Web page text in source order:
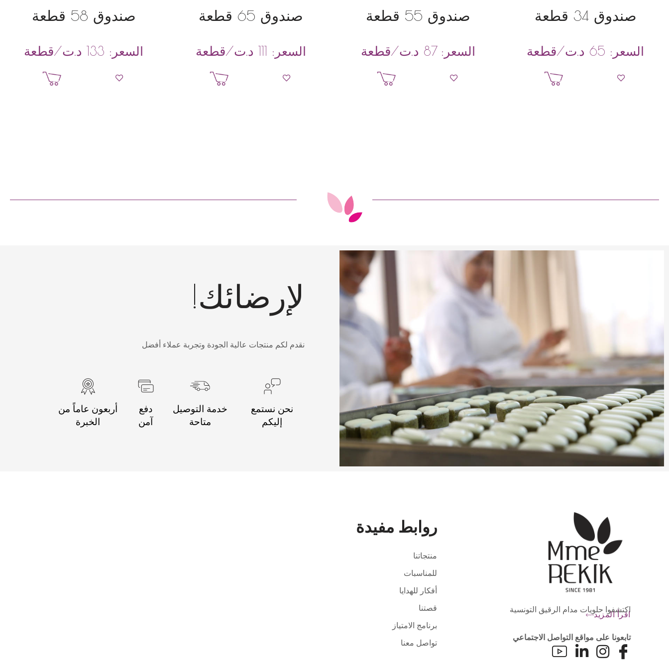
صندوق 34 قطعة
السعر: 65 د.ت/قطعة
إضافة إلى السلة
صندوق 55 قطعة
السعر:87 د.ت/قطعة
إضافة إلى السلة
صندوق 65 قطعة
السعر: 111 د.ت/قطعة
إضافة إلى السلة
صندوق 58 قطعة
السعر: 133 د.ت/قطعة
إضافة إلى السلة
لإرضائك!
نقدم لكم منتجات عالية الجودة وتجربة عملاء أفضل
نحن نستمع
إليكم
خدمة التوصيل
متاحة
دفع
آمن
أربعون عاماً من
الخبرة
اكتشفوا حلويات مدام الرقيق التونسية
اقرأ المزيد
تابعونا على مواقع التواصل الاجتماعي
روابط مفيدة
منتجاتنا
للمناسبات
أفكار للهدايا
قصتنا
برنامج الامتياز
تواصل معنا